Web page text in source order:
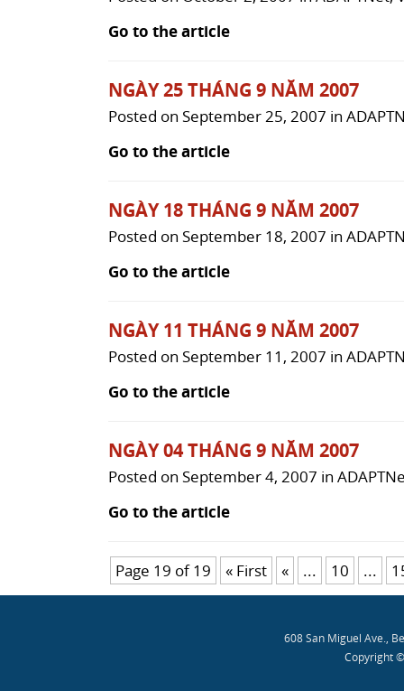
Go to the article
NGÀY 25 THÁNG 9 NĂM 2007
Posted on September 25, 2007 in
Go to the article
NGÀY 18 THÁNG 9 NĂM 2007
Posted on September 18, 2007 in
Go to the article
NGÀY 11 THÁNG 9 NĂM 2007
Posted on September 11, 2007 in
Go to the article
NGÀY 04 THÁNG 9 NĂM 2007
Posted on September 4, 2007 in
Go to the article
Page 19 of 19 « First « ... 10 ...
608 San Miguel Ave.,
Copyright